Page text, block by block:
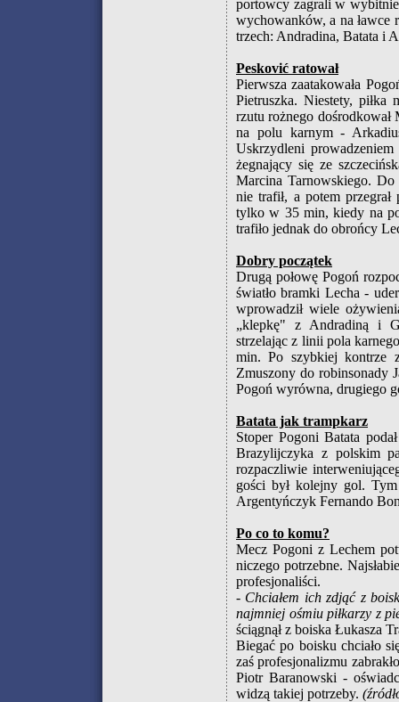
portowcy zagrali w
wychowanków, a na ławce
trzech: Andradina, Batata i
Pesković ratował
Pierwsza zaatakowała
Pietruszka. Niestety, piłka
rzutu rożnego
na polu karnym -
Uskrzydleni
żegnający się ze
Marcina Tarnowskiego. Do
nie trafił, a potem
tylko w 35 min, kiedy na
trafiło jednak do obrońcy
Dobry początek
Drugą połowę Pogoń
światło bramki Lecha -
wprowadził wiele
„klepkę" z Andradiną i
strzelając z linii pola
min. Po szybkiej kontrze
Zmuszony do robinsonady
Pogoń wyrówna, drugiego
Batata jak trampkarz
Stoper Pogoni Batata
Brazylijczyka z polskim
rozpaczliwie
gości był kolejny gol. Tym
Argentyńczyk Fernando
Po co to komu?
Mecz Pogoni z Lechem
niczego potrzebne.
profesjonaliści.
- Chciałem ich zdjąć z
najmniej ośmiu piłkarzy z
ściągnął z boiska Łukasza
Biegać po boisku chciało
zaś profesjonalizmu
Piotr Baranowski -
widzą takiej potrzeby.